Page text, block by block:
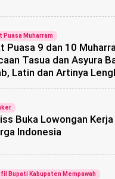
Puasa Muharram
Puasa 9 dan 10
Tasua dan Asyura
Latin dan Artinya
Buka Lowongan
Indonesia
Bupati Kabupaten Mempawah